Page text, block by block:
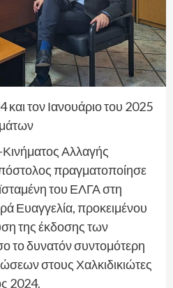
και τον Ιανουάριο του 2025
Αλλαγής
πραγματοποίησε
του ΕΛΓΑ στη
Ευαγγελία, προκειμένου
της έκδοσης των
το δυνατόν συντομότερη
στους Χαλκιδικιώτες
2024.